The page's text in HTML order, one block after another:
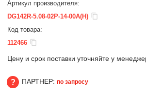
Артикул производителя:
DG142R-5.08-02P-14-00A(H)
Код товара:
112466
Цену и срок поставки уточняйте у
ПАРТНЕР: по запросу